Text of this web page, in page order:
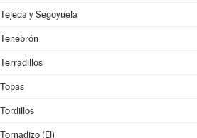
Tejeda y Segoyuela
Tenebrón
Terradillos
Topas
Tordillos
Tornadizo (El)